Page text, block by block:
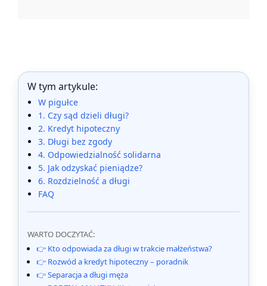
W tym artykule:
W pigułce
1. Czy sąd dzieli długi?
2. Kredyt hipoteczny
3. Długi bez zgody
4. Odpowiedzialność solidarna
5. Jak odzyskać pieniądze?
6. Rozdzielność a długi
FAQ
WARTO DOCZYTAĆ:
👉 Kto odpowiada za długi w trakcie małżeństwa?
👉 Rozwód a kredyt hipoteczny – poradnik
👉 Separacja a długi męża